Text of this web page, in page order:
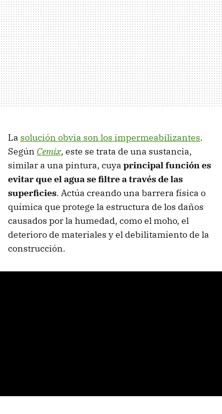
La solución obvia son los impermeabilizantes.
Según Cemix, este se trata de una sustancia,
similar a una pintura, cuya principal función es
evitar que el agua se filtre a través de las
superficies. Actúa creando una barrera física o
química que protege la estructura de los daños
causados por la humedad, como el moho, el
deterioro de materiales y el debilitamiento de la
construcción.